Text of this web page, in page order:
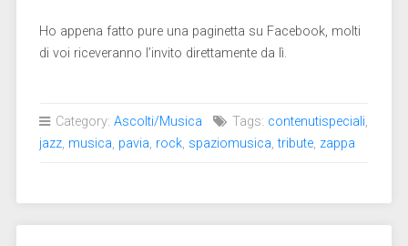
Ho appena fatto pure una paginetta su Facebook, molti
di voi riceveranno l’invito direttamente da lì.
Category: Ascolti/Musica Tags: contenutispeciali,
jazz, musica, pavia, rock, spaziomusica,tribute, zappa